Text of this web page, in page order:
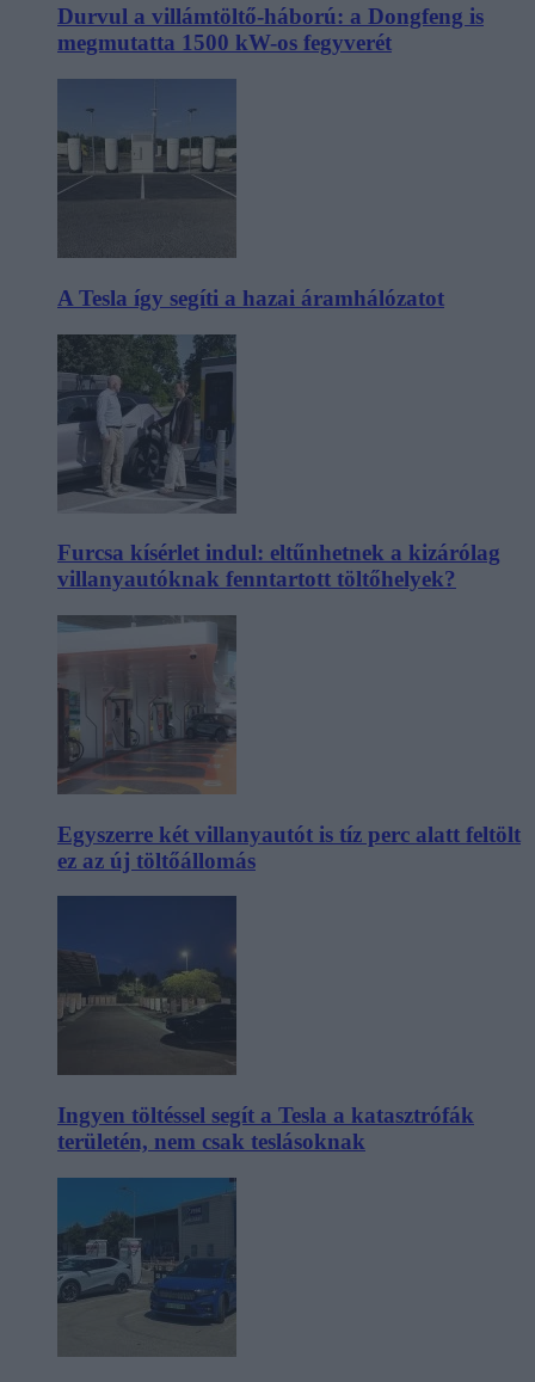
Durvul a villámtöltő-háború: a Dongfeng is
megmutatta 1500 kW-os fegyverét
A Tesla így segíti a hazai áramhálózatot
Furcsa kísérlet indul: eltűnhetnek a kizárólag
villanyautóknak fenntartott töltőhelyek?
Egyszerre két villanyautót is tíz perc alatt feltölt
ez az új töltőállomás
Ingyen töltéssel segít a Tesla a katasztrófák
területén, nem csak teslásoknak